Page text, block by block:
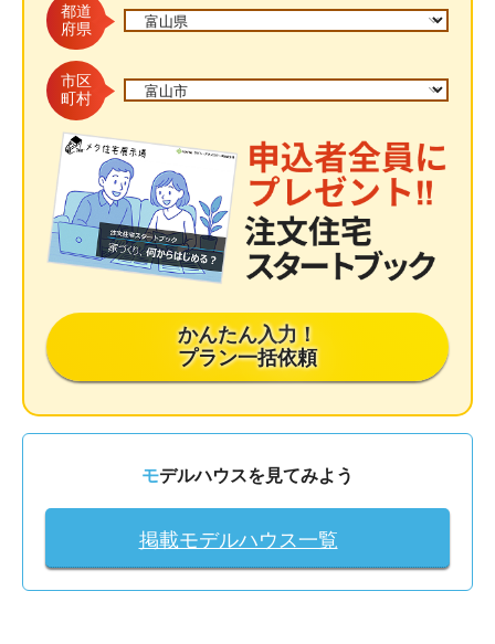
都道
府県
市区
町村
かんたん入力！
プラン一括依頼
モデルハウスを見てみよう
掲載モデルハウス一覧